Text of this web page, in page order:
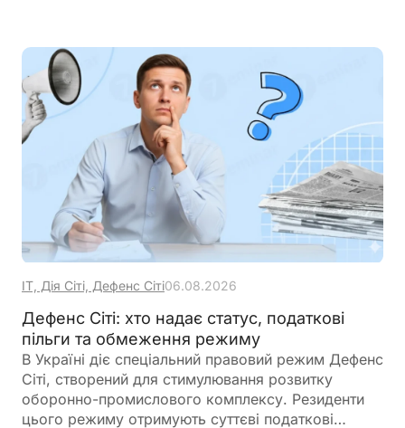
ІТ, Дія Сіті, Дефенс Сіті06.08.2026
Дефенс Сіті: хто надає статус, податкові
пільги та обмеження режиму
В Україні діє спеціальний правовий режим Дефенс
Сіті, створений для стимулювання розвитку
оборонно-промислового комплексу. Резиденти
цього режиму отримують суттєві податкові